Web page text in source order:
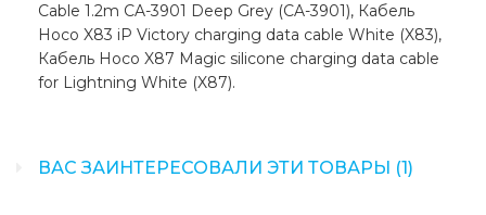
Cable 1.2m CA-3901 Deep Grey (CA-3901), Кабель
Hoco X83 iP Victory charging data cable White (X83),
Кабель Hoco X87 Magic silicone charging data cable
for Lightning White (X87).
ВАС ЗАИНТЕРЕСОВАЛИ ЭТИ ТОВАРЫ (1)